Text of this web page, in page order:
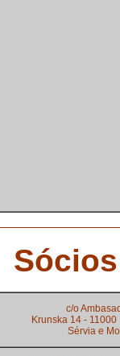
c/o
Krunska 14 -
Sérvia e